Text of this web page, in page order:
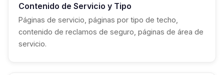
Contenido de Servicio y Tipo
Páginas de servicio, páginas por tipo de techo,
contenido de reclamos de seguro, páginas de área de
servicio.